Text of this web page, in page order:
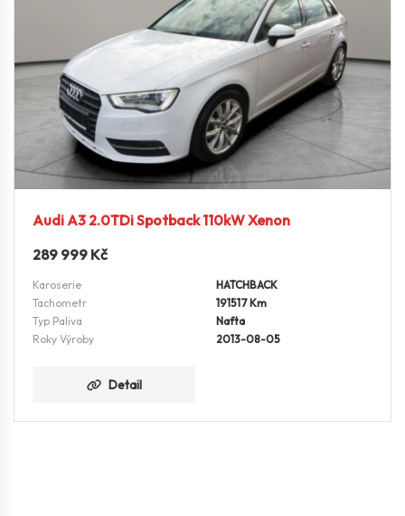
Audi A3 2.0TDi Spotback 110kW Xenon
289 999 Kč
Karoserie
HATCHBACK
Tachometr
191517 Km
Typ Paliva
Nafta
Roky Výroby
2013-08-05
Detail